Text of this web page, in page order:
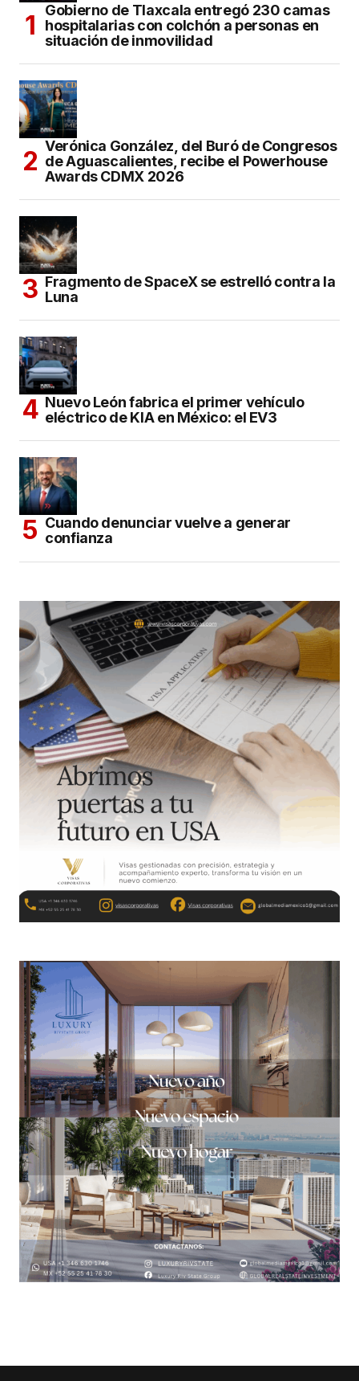
Gobierno de Tlaxcala entregó 230 camas
hospitalarias con colchón a personas en
situación de inmovilidad
Verónica González, del Buró de Congresos
de Aguascalientes, recibe el Powerhouse
Awards CDMX 2026
Fragmento de SpaceX se estrelló contra la
Luna
Nuevo León fabrica el primer vehículo
eléctrico de KIA en México: el EV3
Cuando denunciar vuelve a generar
confianza